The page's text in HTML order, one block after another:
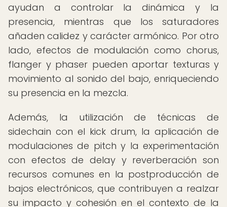
ayudan a controlar la dinámica y la
presencia, mientras que los saturadores
añaden calidez y carácter armónico. Por otro
lado, efectos de modulación como chorus,
flanger y phaser pueden aportar texturas y
movimiento al sonido del bajo, enriqueciendo
su presencia en la mezcla.
Además, la utilización de técnicas de
sidechain con el kick drum, la aplicación de
modulaciones de pitch y la experimentación
con efectos de delay y reverberación son
recursos comunes en la postproducción de
bajos electrónicos, que contribuyen a realzar
su impacto y cohesión en el contexto de la